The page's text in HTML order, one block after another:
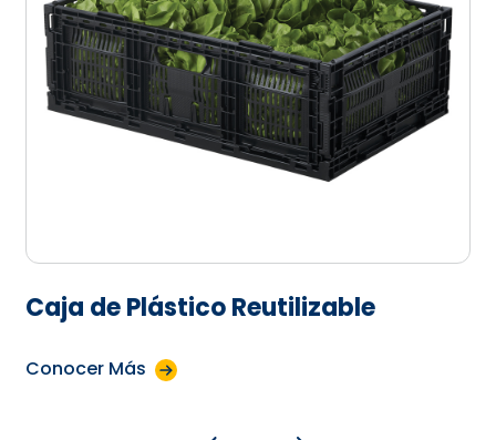
Caja de Plástico Reutilizable
Conocer Más